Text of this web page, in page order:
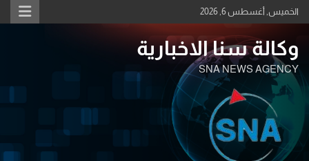
Skip
to
الخميس, أغسطس 6, 2026
وكالة سنا الاخبارية
SNA NEWS AGENCY